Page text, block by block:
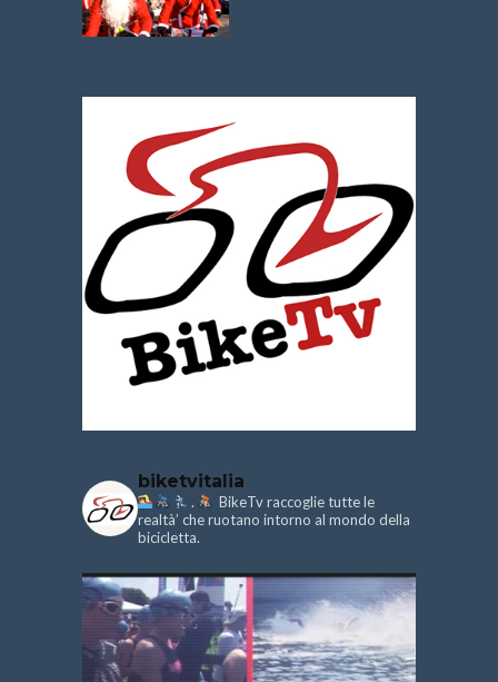
biketvitalia
.
BikeTv raccoglie tutte le
realtà’ che ruotano intorno al mondo della
bicicletta.